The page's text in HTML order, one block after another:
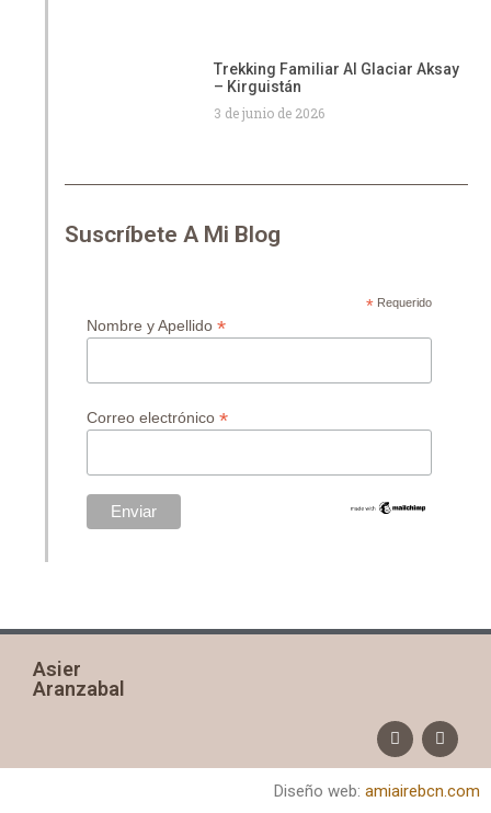
Trekking Familiar Al Glaciar Aksay
– Kirguistán
3 de junio de 2026
Suscríbete A Mi Blog
*Requerido
Nombre y Apellido *
Correo electrónico *
Asier
Aranzabal
Diseño web: amiairebcn.com